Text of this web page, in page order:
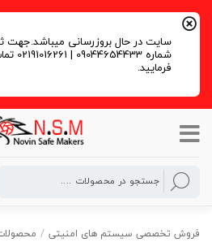
سایت در حال بروزرسانی میباشد.جهت
شماره
فرمایید.
فروش تخصصی سیستم های امنیتی /